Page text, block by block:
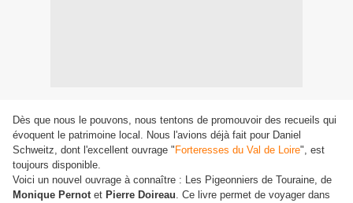
Dès que nous le pouvons, nous tentons de promouvoir des recueils qui
évoquent le patrimoine local. Nous l'avions déjà fait pour Daniel
Schweitz, dont l'excellent ouvrage " Forteresses du Val de Loire", est
toujours disponible.
Voici un nouvel ouvrage à connaître : Les Pigeonniers de Touraine, de
Monique Pernotet Pierre Doireau. Ce livre permet de voyager dans